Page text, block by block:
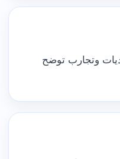
وتجارب توضح